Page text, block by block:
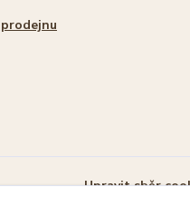
Upravit sběr